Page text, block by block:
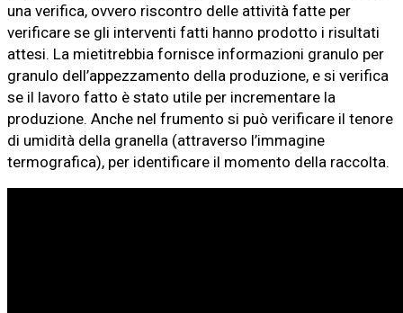
una verifica, ovvero riscontro delle attività fatte per
verificare se gli interventi fatti hanno prodotto i risultati
attesi. La mietitrebbia fornisce informazioni granulo per
granulo dell’appezzamento della produzione, e si verifica
se il lavoro fatto è stato utile per incrementare la
produzione. Anche nel frumento si può verificare il tenore
di umidità della granella (attraverso l’immagine
termografica), per identificare il momento della raccolta.